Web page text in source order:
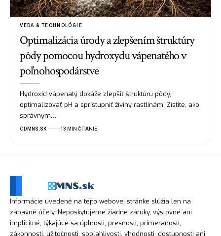
VEDA & TECHNOLÓGIE
Optimalizácia úrody a zlepšením štruktúry
pôdy pomocou hydroxydu vápenatého v
poľnohospodárstve
Hydroxid vápenatý dokáže zlepšiť štruktúru pôdy,
optimalizovať pH a sprístupniť živiny rastlinám. Zistite, ako
správnym…
OD MNS.SK 13 MIN ČÍTANIE
Informácie uvedené na tejto webovej stránke slúžia len na
zábavné účely. Neposkytujeme žiadne záruky, výslovné ani
implicitné, týkajúce sa úplnosti, presnosti, primeranosti,
zákonnosti, užitočnosti, spoľahlivosti, vhodnosti, dostupnosti ani